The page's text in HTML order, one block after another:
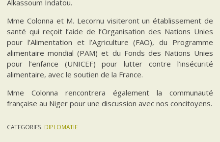
Alkassoum Indatou.
Mme Colonna et M. Lecornu visiteront un établissement de
santé qui reçoit l’aide de l’Organisation des Nations Unies
pour l’Alimentation et l’Agriculture (FAO), du Programme
alimentaire mondial (PAM) et du Fonds des Nations Unies
pour l’enfance (UNICEF) pour lutter contre l’insécurité
alimentaire, avec le soutien de la France.
Mme Colonna rencontrera également la communauté
française au Niger pour une discussion avec nos concitoyens.
CATEGORIES: DIPLOMATIE